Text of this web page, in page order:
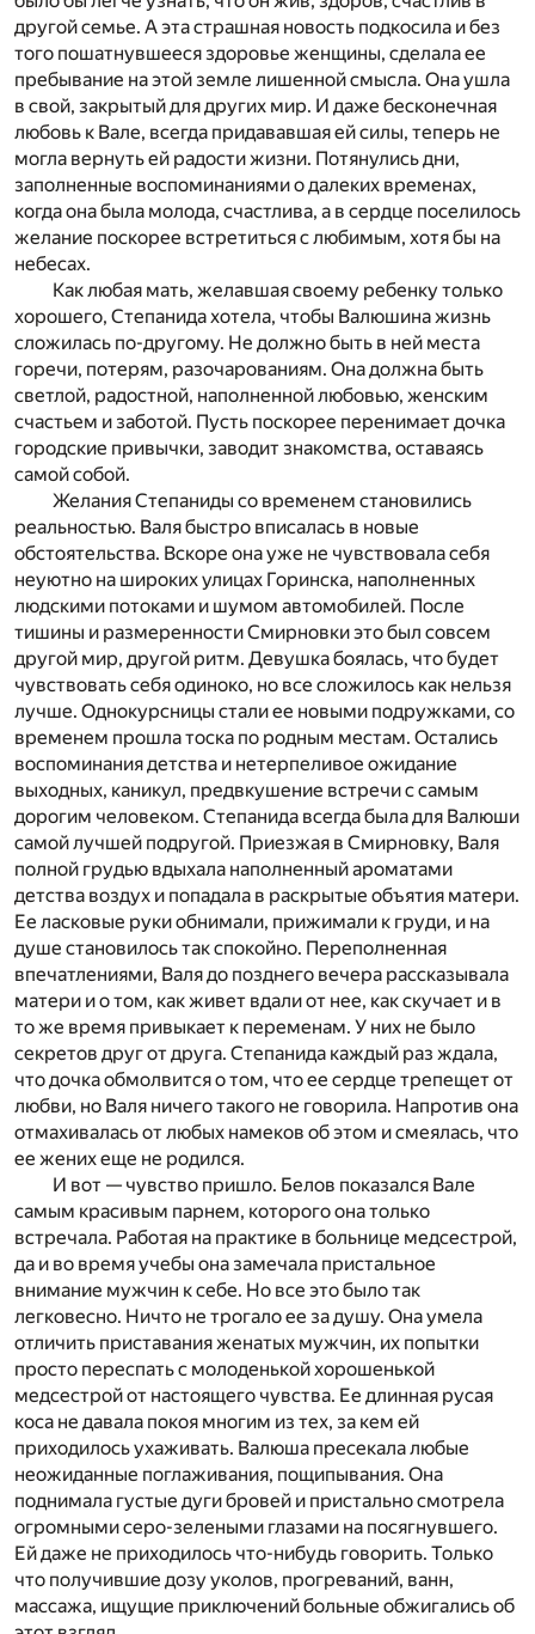
другой семье. А эта страшная новость подкосила и без
того пошатнувшееся здоровье женщины, сделала ее
пребывание на этой земле лишенной смысла. Она ушла
в свой, закрытый для других мир. И даже бесконечная
любовь к Вале, всегда придававшая ей силы, теперь не
могла вернуть ей радости жизни. Потянулись дни,
заполненные воспоминаниями о далеких временах,
когда она была молода, счастлива, а в сердце поселилось
желание поскорее встретиться с любимым, хотя бы на
небесах.
Как любая мать, желавшая своему ребенку только
хорошего, Степанида хотела, чтобы Валюшина жизнь
сложилась по-другому. Не должно быть в ней места
горечи, потерям, разочарованиям. Она должна быть
светлой, радостной, наполненной любовью, женским
счастьем и заботой. Пусть поскорее перенимает дочка
городские привычки, заводит знакомства, оставаясь
самой собой.
Желания Степаниды со временем становились
реальностью. Валя быстро вписалась в новые
обстоятельства. Вскоре она уже не чувствовала себя
неуютно на широких улицах Горинска, наполненных
людскими потоками и шумом автомобилей. После
тишины и размеренности Смирновки это был совсем
другой мир, другой ритм. Девушка боялась, что будет
чувствовать себя одиноко, но все сложилось как нельзя
лучше. Однокурсницы стали ее новыми подружками, со
временем прошла тоска по родным местам. Остались
воспоминания детства и нетерпеливое ожидание
выходных, каникул, предвкушение встречи с самым
дорогим человеком. Степанида всегда была для Валюши
самой лучшей подругой. Приезжая в Смирновку, Валя
полной грудью вдыхала наполненный ароматами
детства воздух и попадала в раскрытые объятия матери.
Ее ласковые руки обнимали, прижимали к груди, и на
душе становилось так спокойно. Переполненная
впечатлениями, Валя до позднего вечера рассказывала
матери и о том, как живет вдали от нее, как скучает и в
то же время привыкает к переменам. У них не было
секретов друг от друга. Степанида каждый раз ждала,
что дочка обмолвится о том, что ее сердце трепещет от
любви, но Валя ничего такого не говорила. Напротив она
отмахивалась от любых намеков об этом и смеялась, что
ее жених еще не родился.
И вот — чувство пришло. Белов показался Вале
самым красивым парнем, которого она только
встречала. Работая на практике в больнице медсестрой,
да и во время учебы она замечала пристальное
внимание мужчин к себе. Но все это было так
легковесно. Ничто не трогало ее за душу. Она умела
отличить приставания женатых мужчин, их попытки
просто переспать с молоденькой хорошенькой
медсестрой от настоящего чувства. Ее длинная русая
коса не давала покоя многим из тех, за кем ей
приходилось ухаживать. Валюша пресекала любые
неожиданные поглаживания, пощипывания. Она
поднимала густые дуги бровей и пристально смотрела
огромными серо-зелеными глазами на посягнувшего.
Ей даже не приходилось что-нибудь говорить. Только
что получившие дозу уколов, прогреваний, ванн,
массажа, ищущие приключений больные обжигались об